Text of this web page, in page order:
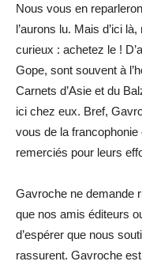
Nous vous en
l’aurons lu. Mais d’ici
curieux : achetez le !
Gope, sont souvent à
Carnets d’Asie et du
ici chez eux. Bref,
vous de la
remerciés pour leurs
Gavroche ne demande
que nos amis éditeurs
d’espérer que nous
rassurent. Gavroche